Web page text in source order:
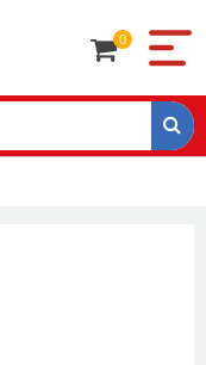
0